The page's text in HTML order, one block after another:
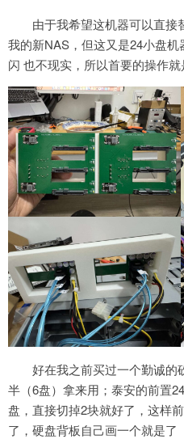
由于我希望这机器可以直接
我的新NAS，但这又是24小盘
闪 也不现实，所以首要的操作就
好在我之前买过一个勤诚的
半（6盘）拿来用；泰安的前置
盘，直接切掉2块就好了，这样
了，硬盘背板自己画一个就是了